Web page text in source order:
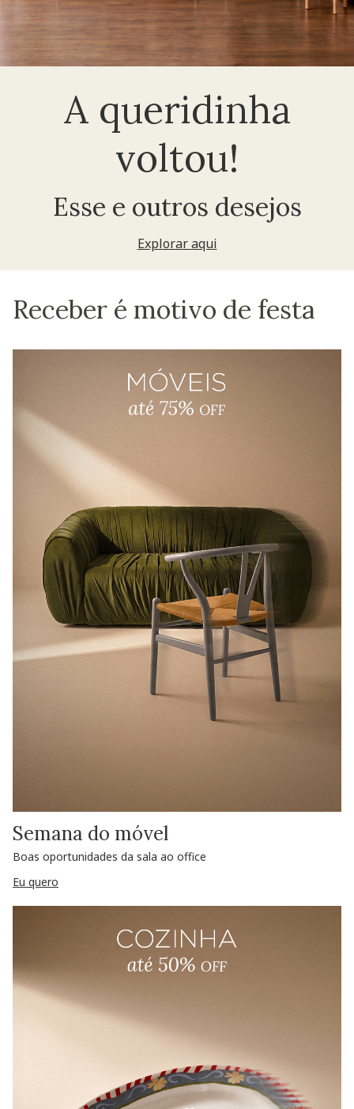
A queridinha
voltou!
Esse e outros desejos
Explorar aqui
Receber é motivo de festa
Semana do móvel
Boas oportunidades da sala ao office
Eu quero